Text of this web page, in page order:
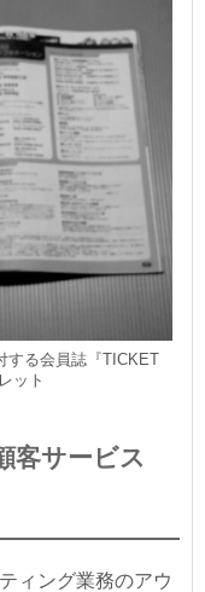
する会員誌『TICKET
ット
客サービス
ィング業務のアウ